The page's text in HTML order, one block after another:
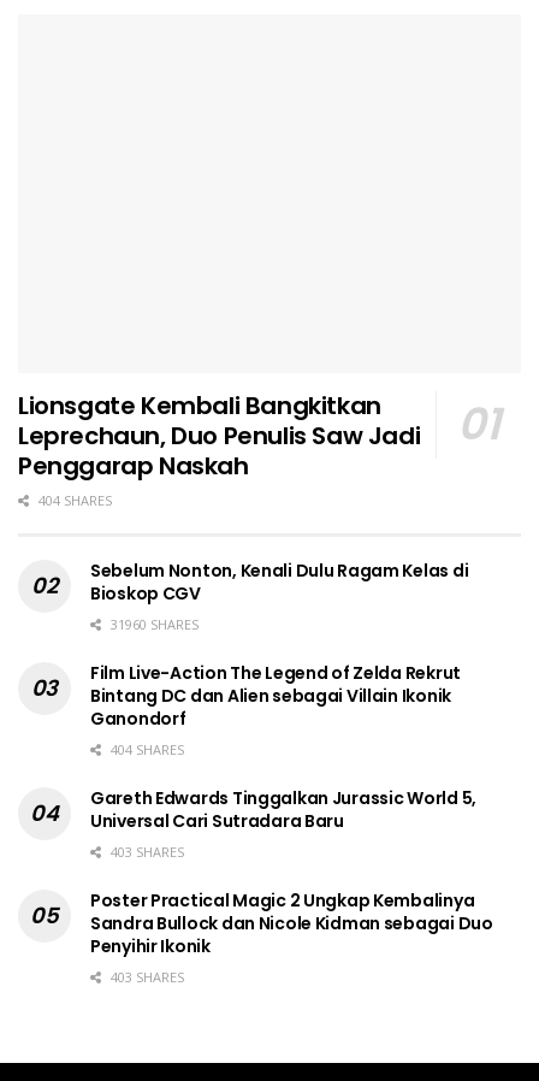
Lionsgate Kembali Bangkitkan
Leprechaun, Duo Penulis Saw Jadi
Penggarap Naskah
404 SHARES
Sebelum Nonton, Kenali Dulu Ragam Kelas di
Bioskop CGV
31960 SHARES
Film Live-Action The Legend of Zelda Rekrut
Bintang DC dan Alien sebagai Villain Ikonik
Ganondorf
404 SHARES
Gareth Edwards Tinggalkan Jurassic World 5,
Universal Cari Sutradara Baru
403 SHARES
Poster Practical Magic 2 Ungkap Kembalinya
Sandra Bullock dan Nicole Kidman sebagai Duo
Penyihir Ikonik
403 SHARES